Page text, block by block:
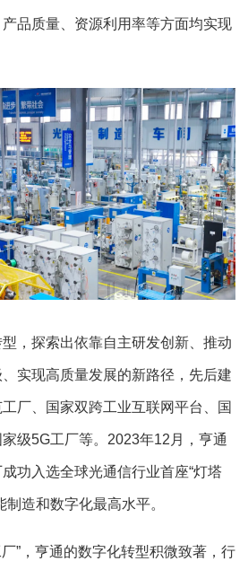
品质量、资源利用率等方面均实现
，探索出依靠自主研发创新、推动
实现高质量发展的新路径，先后建
厂、国家双跨工业互联网平台、国
级5G工厂等。2023年12月，亨通
功入选全球光通信行业首座“灯塔
造和数字化最高水平。
厂”，亨通的数字化转型积微致著，行